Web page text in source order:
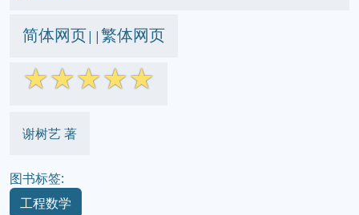
简体网页||繁体网页
☆☆☆☆☆
谢树艺 著
图书标签:
工程数学